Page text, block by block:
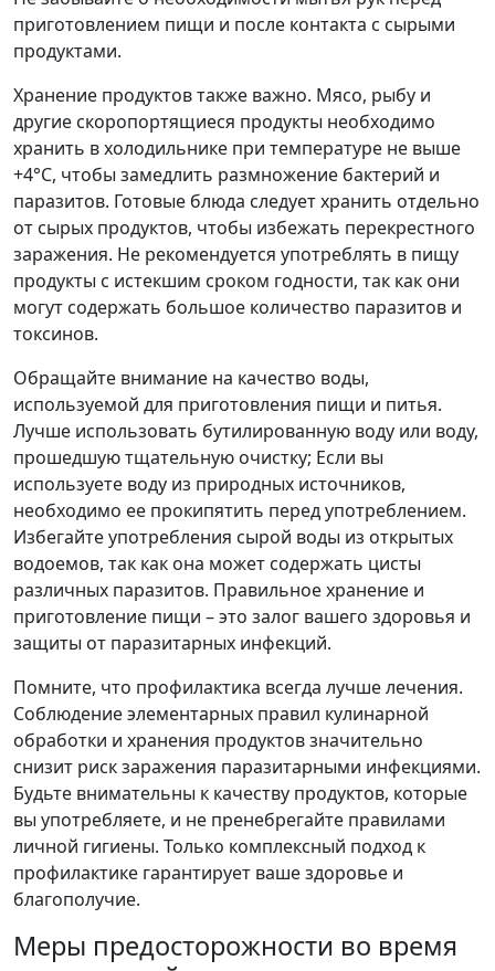
приготовлением пищи и после контакта с сырыми
продуктами.
Хранение продуктов также важно. Мясо, рыбу и
другие скоропортящиеся продукты необходимо
хранить в холодильнике при температуре не выше
+4°C, чтобы замедлить размножение бактерий и
паразитов. Готовые блюда следует хранить отдельно
от сырых продуктов, чтобы избежать перекрестного
заражения. Не рекомендуется употреблять в пищу
продукты с истекшим сроком годности, так как они
могут содержать большое количество паразитов и
токсинов.
Обращайте внимание на качество воды,
используемой для приготовления пищи и питья.
Лучше использовать бутилированную воду или воду,
прошедшую тщательную очистку; Если вы
используете воду из природных источников,
необходимо ее прокипятить перед употреблением.
Избегайте употребления сырой воды из открытых
водоемов, так как она может содержать цисты
различных паразитов. Правильное хранение и
приготовление пищи – это залог вашего здоровья и
защиты от паразитарных инфекций.
Помните, что профилактика всегда лучше лечения.
Соблюдение элементарных правил кулинарной
обработки и хранения продуктов значительно
снизит риск заражения паразитарными инфекциями.
Будьте внимательны к качеству продуктов, которые
вы употребляете, и не пренебрегайте правилами
личной гигиены. Только комплексный подход к
профилактике гарантирует ваше здоровье и
благополучие.
Меры предосторожности во время